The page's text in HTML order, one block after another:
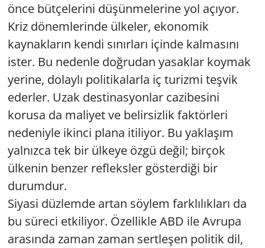
önce bütçelerini düşünmelerine yol açıyor.
Kriz dönemlerinde ülkeler, ekonomik
kaynakların kendi sınırları içinde kalmasını
ister. Bu nedenle doğrudan yasaklar koymak
yerine, dolaylı politikalarla iç turizmi teşvik
ederler. Uzak destinasyonlar cazibesini
korusa da maliyet ve belirsizlik faktörleri
nedeniyle ikinci plana itiliyor. Bu yaklaşım
yalnızca tek bir ülkeye özgü değil; birçok
ülkenin benzer refleksler gösterdiği bir
durumdur.
Siyasi düzlemde artan söylem farklılıkları da
bu süreci etkiliyor. Özellikle ABD ile Avrupa
arasında zaman zaman sertleşen politik dil,